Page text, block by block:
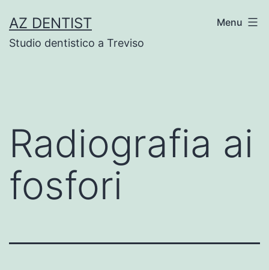
to
content
AZ DENTIST
Studio dentistico a Treviso
Menu
Radiografia ai
fosfori